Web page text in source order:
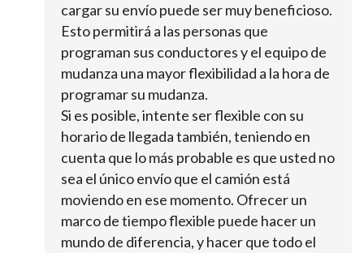
cargar su envío puede ser muy beneficioso.
Esto permitirá a las personas que
programan sus conductores y el equipo de
mudanza una mayor flexibilidad a la hora de
programar su mudanza.
Si es posible, intente ser flexible con su
horario de llegada también, teniendo en
cuenta que lo más probable es que usted no
sea el único envío que el camión está
moviendo en ese momento. Ofrecer un
marco de tiempo flexible puede hacer un
mundo de diferencia, y hacer que todo el